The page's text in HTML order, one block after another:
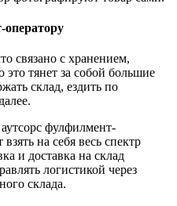
связано с хранением,
тянет за собой большие
склад, ездить по
фулфилмент-
на себя весь спектр
и доставка на склад
логистикой через
склада.